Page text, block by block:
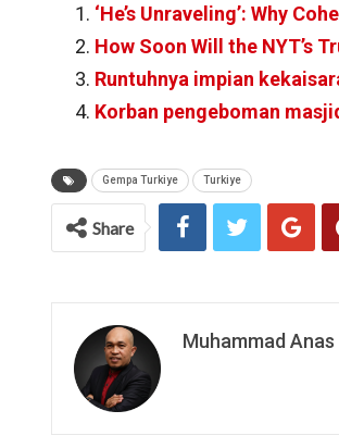
‘He’s Unraveling’: Why
How Soon Will the NYT’s
Runtuhnya impian
Korban pengeboman
Gempa Turkiye Turkiye
Share
Muhammad Anas